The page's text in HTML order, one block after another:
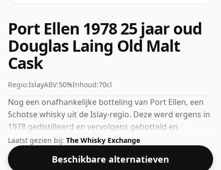
Port Ellen 1978 25 jaar oud
Douglas Laing Old Malt
Cask
Regio:IslayABV:50%Inhoud:70cl
Nog een onafhankelijke botteling van Port Ellen, een
Schotse whisky uit de Islay-regio. Deze werd ergens in
1978 gedistilleerd en vervolgens gebotteld en
uitgebracht door Douglas Laing. Fans van whisky's
met een hogere sterkte zullen niet teleurgesteld zijn
door deze botteling met een alcoholpercentage van
Laatst gezien bij: The Whisky Exchange
Beschikbare alternatieven